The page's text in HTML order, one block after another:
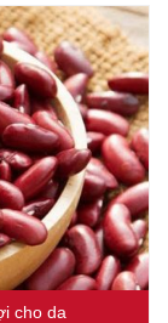
cho da